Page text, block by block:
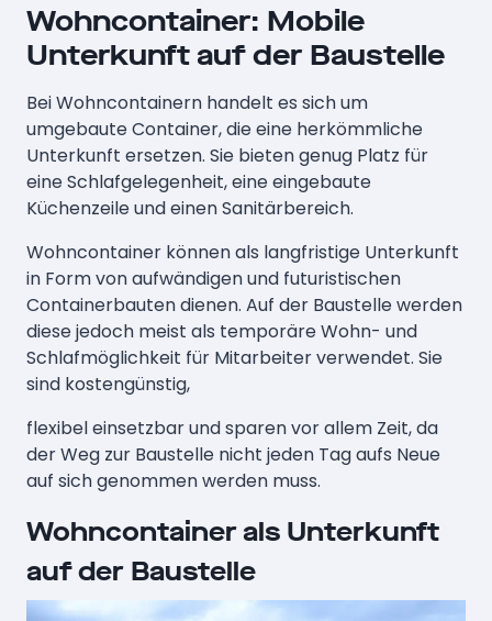
Wohncontainer: Mobile
Unterkunft auf der Baustelle
Bei Wohncontainern handelt es sich um
umgebaute Container, die eine herkömmliche
Unterkunft ersetzen. Sie bieten genug Platz für
eine Schlafgelegenheit, eine eingebaute
Küchenzeile und einen Sanitärbereich.
Wohncontainer können als langfristige Unterkunft
in Form von aufwändigen und futuristischen
Containerbauten dienen. Auf der Baustelle werden
diese jedoch meist als temporäre Wohn- und
Schlafmöglichkeit für Mitarbeiter verwendet. Sie
sind kostengünstig,
flexibel einsetzbar und sparen vor allem Zeit, da
der Weg zur Baustelle nicht jeden Tag aufs Neue
auf sich genommen werden muss.
Wohncontainer als Unterkunft
auf der Baustelle